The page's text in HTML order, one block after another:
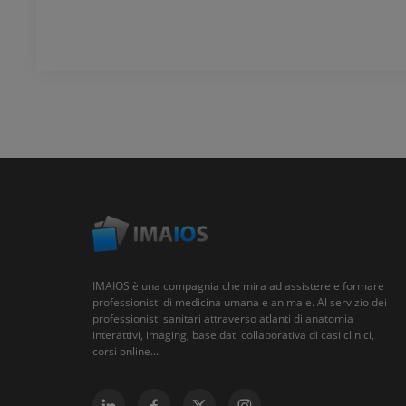
IMAIOS è una compagnia che mira ad assistere e formare
professionisti di medicina umana e animale. Al servizio dei
professionisti sanitari attraverso atlanti di anatomia
interattivi, imaging, base dati collaborativa di casi clinici,
corsi online...